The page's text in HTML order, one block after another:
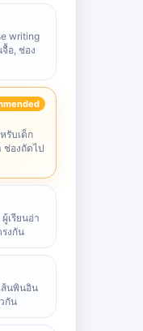
writing
อ, ช่อง
รับเด็ก
ช่องถัดไป
เรียนอ่า
งกัน
ส้นพินอิน
กัน